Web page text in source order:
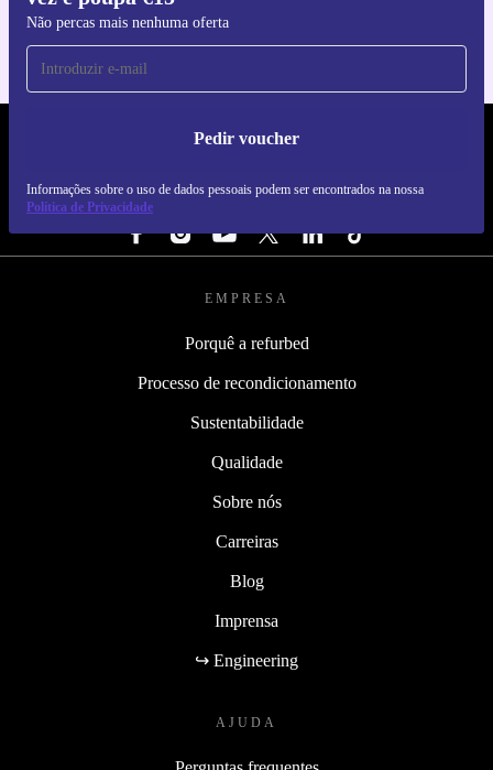
Não percas mais nenhuma oferta
Pedir voucher
Informações sobre o uso de dados pessoais podem ser encontrados na nossa
Política de Privacidade
REFURBED PORTUGAL - RETHINK NEW.
SEGUE-NOS
EMPRESA
Porquê a refurbed
Processo de recondicionamento
Sustentabilidade
Qualidade
Sobre nós
Carreiras
Blog
Imprensa
↪ Engineering
AJUDA